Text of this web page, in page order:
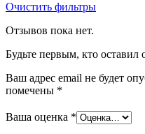
Очистить фильтры
Отзывов пока нет.
Будьте первым, кто оставил
Ваш адрес email не будет
помечены *
Ваша оценка *